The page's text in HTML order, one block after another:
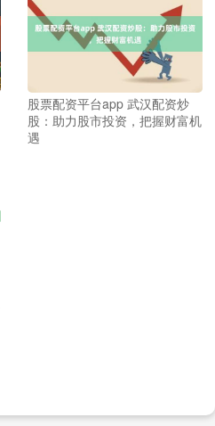
股票配资平台app 武汉配资炒
股：助力股市投资，把握财富机
遇